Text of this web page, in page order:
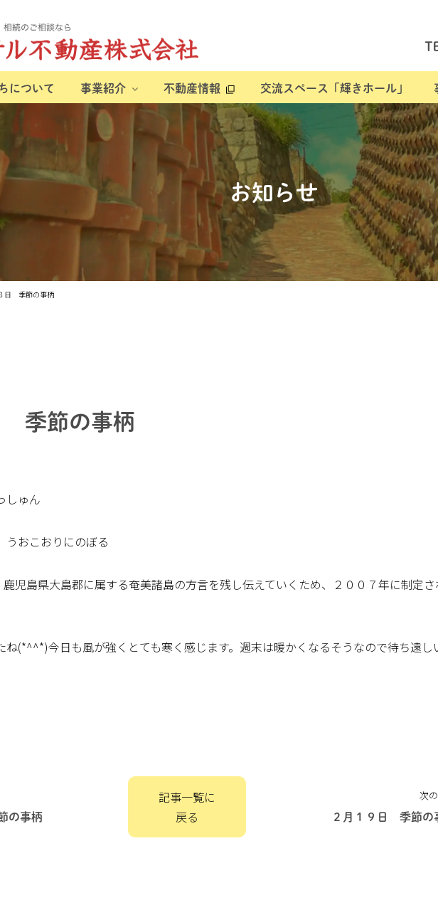
について 事業紹介 不動産情報 交流スペース「輝きホール」
お知らせ
日 季節の事柄
季節の事柄
ゅん
おこおりにのぼる
児島県大島郡に属する奄美諸島の方言を残し伝えていくため、２００７年に制定さ
ね(*^^*)今日も風が強くとても寒く感じます。週末は暖かくなるそうなので待ち遠し
の事柄
記事一覧に
戻る
次
２月１９日 季節の